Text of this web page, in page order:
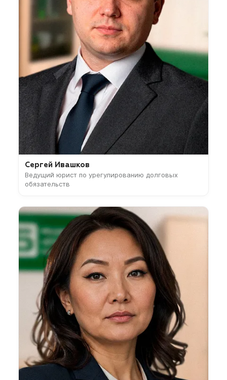
Сергей Ивашков
Ведущий юрист по урегулированию долговых
обязательств